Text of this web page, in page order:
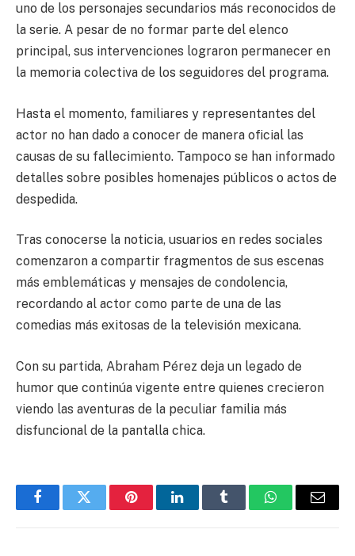
uno de los personajes secundarios más reconocidos de
la serie. A pesar de no formar parte del elenco
principal, sus intervenciones lograron permanecer en
la memoria colectiva de los seguidores del programa.
Hasta el momento, familiares y representantes del
actor no han dado a conocer de manera oficial las
causas de su fallecimiento. Tampoco se han informado
detalles sobre posibles homenajes públicos o actos de
despedida.
Tras conocerse la noticia, usuarios en redes sociales
comenzaron a compartir fragmentos de sus escenas
más emblemáticas y mensajes de condolencia,
recordando al actor como parte de una de las
comedias más exitosas de la televisión mexicana.
Con su partida, Abraham Pérez deja un legado de
humor que continúa vigente entre quienes crecieron
viendo las aventuras de la peculiar familia más
disfuncional de la pantalla chica.
FacebookTwitter PinterestLinkedInTumblr WhatsAppEmail